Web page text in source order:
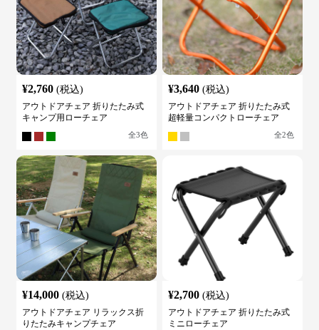
¥2,760 (税込)
アウトドアチェア 折りたたみ式
キャンプ用ローチェア
全3色
¥3,640 (税込)
アウトドアチェア 折りたたみ式
超軽量コンパクトローチェア
全2色
¥14,000 (税込)
アウトドアチェア リラックス折
りたたみキャンプチェア
¥2,700 (税込)
アウトドアチェア 折りたたみ式
ミニローチェア